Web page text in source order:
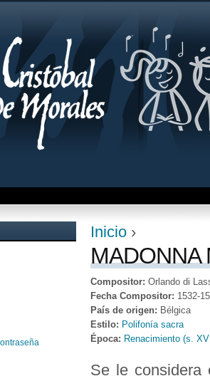
Se encuentra
Inicio ›
MADONNA
Compositor: Orlando di
Fecha Compositor: 1532-
País de origen: Bélgica
Estilo: Polifonía sacra
Época: Renacimiento (s.
Se le considera